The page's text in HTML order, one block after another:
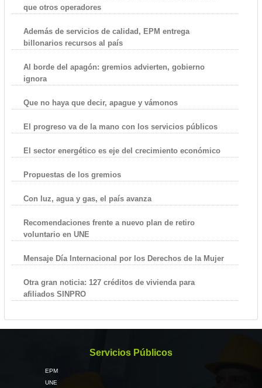
que otros operadores
Además de servicios de calidad, EPM entrega
billonarios recursos al país
Al borde del apagón: gremios advierten, gobierno
ignora
Que no haya que decir, apague y vámonos
El progreso va de la mano con los servicios públicos
El sector energético es eje del crecimiento económico
Propuestas de los gremios
Con luz, agua y gas, el país avanza
Recomendaciones frente a nuevo plan de retiro
voluntario en UNE
Mensaje Día Internacional por los Derechos de la Mujer
Otra gran noticia: 127 créditos de vivienda para
afiliados SINPRO
Servicios Públicos
EPM
UNE